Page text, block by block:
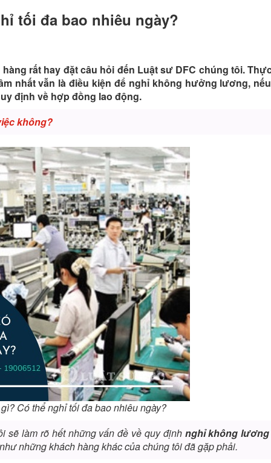
tối đa bao nhiêu ngày?
rất hay đặt câu hỏi đến Luật sư DFC chúng tôi.
nhất vẫn là điều kiện để nghỉ không hưởng lương,
định về hợp đồng lao động.
không?
Có thể nghỉ tối đa bao nhiêu ngày?
sẽ làm rõ hết những vấn đề về quy định nghỉ không lương
những khách hàng khác của chúng tôi đã gặp phải.